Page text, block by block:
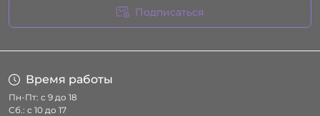
Подписаться
Время работы
Пн-Пт: с 9 до 18
Сб.: с 10 до 17